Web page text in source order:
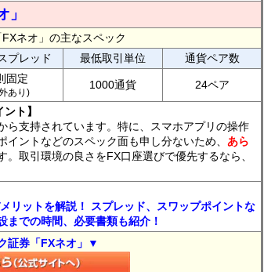
」
ネオ」の主なスペック
プレッド 最低取引単位
通貨ペア数
固定
あり)
1000通貨 24ペア
ト】
ら支持されています。特に、スマホアプリの操作
ントなどのスペック面も申し分ないため、 あら
。取引環境の良さをFX口座選びで優先するなら、
リットを解説！ スプレッド、スワップポイントな
までの時間、必要書類も紹介！
証券「FXネオ」▼